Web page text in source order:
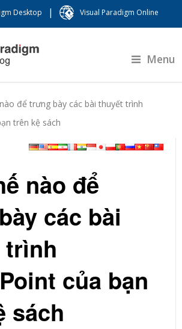
Desktop | Visual Paradigm Online
Menu
để trưng bày các bài thuyết trình
trên kệ sách
nào để
các bài
của bạn
sách